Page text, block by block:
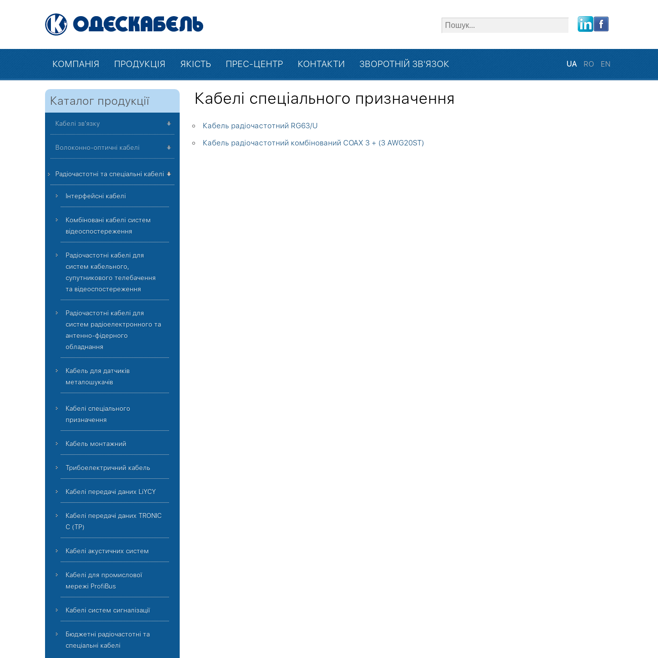
КОМПАНІЯ ПРОДУКЦІЯ ЯКІСТЬ ПРЕС-ЦЕНТР КОНТАКТИ ЗВОРОТНІЙ ЗВ'ЯЗОК UA RO EN
Каталог продукції
Кабелі зв'язку
Волоконно-оптичні кабелі
Радіочастотні та спеціальні кабелі
Інтерфейсні кабелі
Комбіновані кабелі систем
відеоспостереження
Радіочастотні кабелі для
систем кабельного,
супутникового телебачення
та відеоспостереження
Радіочастотні кабелі для
систем радіоелектронного та
антенно-фідерного
обладнання
Кабель для датчиків
металошукачів
Кабелі спеціального
призначення
Кабель монтажний
Трибоелектричний кабель
Кабелі передачі даних LiYCY
Кабелі передачі даних TRONIC
C (TP)
Кабелі акустичних систем
Кабелі для промислової
мережі ProfiBus
Кабелі систем сигналізації
Бюджетні радіочастотні та
спеціальні кабелі
Кабелі спеціального призначення
Кабель радіочастотний RG63/U
Кабель радіочастотний комбінований COAX 3 + (3 AWG20ST)
close